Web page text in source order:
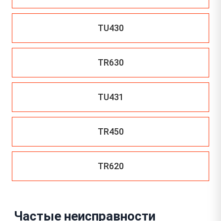
TU430
TR630
TU431
TR450
TR620
Частые неисправности